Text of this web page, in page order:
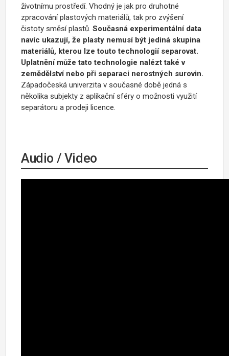
životnímu prostředí. Vhodný je jak pro druhotné
zpracování plastových materiálů, tak pro zvýšení
čistoty směsí plastů. Současná experimentální data
navíc ukazují, že plasty nemusí být jediná skupina
materiálů, kterou lze touto technologií separovat.
Uplatnění může tato technologie nalézt také v
zemědělství nebo při separaci nerostných surovin.
Západočeská univerzita v současné době jedná s
několika subjekty z aplikační sféry o možnosti využití
separátoru a prodeji licence.
Audio / Video